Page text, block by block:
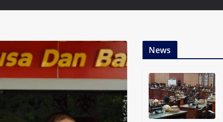
News